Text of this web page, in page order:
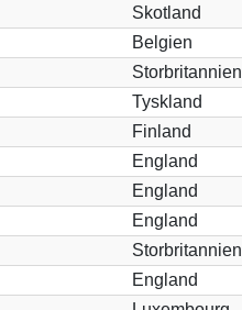
Skotland
Belgien
Storbritannien
Tyskland
Finland
England
England
England
Storbritannien
England